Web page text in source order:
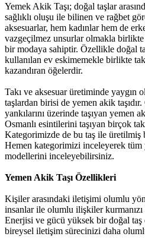
Yemek Akik Taşı; doğal taşlar
sağlıklı oluşu ile bilinen ve rağbet
aksesuarlar, hem kadınlar hem de
vazgeçilmez unsurlar olmakla birlikte
bir modaya sahiptir. Özellikle doğal
kullanılan ev eskimemekle birlikte
kazandıran öğelerdir.
Takı ve aksesuar üretiminde yaygın
taşlardan birisi de yemen akik
yankılarını üzerinde taşıyan yemen
Osmanlı esintilerini taşıyan birçok
Kategorimizde de bu taş ile üretilmiş
Hemen kategorimizi inceleyerek tüm
modellerini inceleyebilirsiniz.
Yemen Akik Taşı Özellikleri
Kişiler arasındaki iletişimi olumlu
insanlar ile olumlu ilişkiler
Enerjisi ve gücü yüksek bir doğal
bireysel iletişim sürecinizi daha